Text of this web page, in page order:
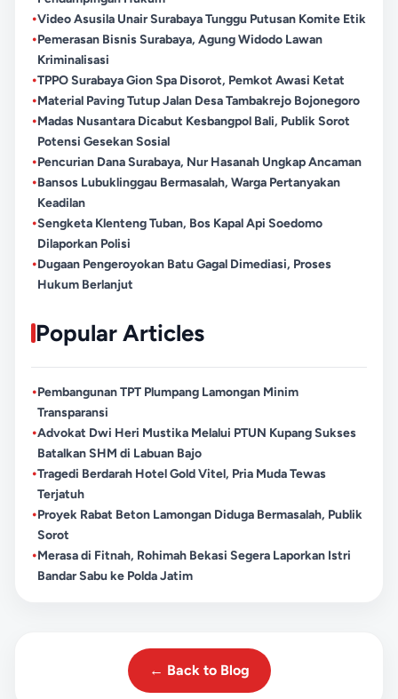
•Video Asusila Unair Surabaya Tunggu Putusan Komite Etik
•Pemerasan Bisnis Surabaya, Agung Widodo Lawan
Kriminalisasi
•TPPO Surabaya Gion Spa Disorot, Pemkot Awasi Ketat
•Material Paving Tutup Jalan Desa Tambakrejo Bojonegoro
•Madas Nusantara Dicabut Kesbangpol Bali, Publik Sorot
Potensi Gesekan Sosial
•Pencurian Dana Surabaya, Nur Hasanah Ungkap Ancaman
•Bansos Lubuklinggau Bermasalah, Warga Pertanyakan
Keadilan
•Sengketa Klenteng Tuban, Bos Kapal Api Soedomo
Dilaporkan Polisi
•Dugaan Pengeroyokan Batu Gagal Dimediasi, Proses
Hukum Berlanjut
Popular Articles
•Pembangunan TPT Plumpang Lamongan Minim
Transparansi
•Advokat Dwi Heri Mustika Melalui PTUN Kupang Sukses
Batalkan SHM di Labuan Bajo
•Tragedi Berdarah Hotel Gold Vitel, Pria Muda Tewas
Terjatuh
•Proyek Rabat Beton Lamongan Diduga Bermasalah, Publik
Sorot
•Merasa di Fitnah, Rohimah Bekasi Segera Laporkan Istri
Bandar Sabu ke Polda Jatim
← Back to Blog